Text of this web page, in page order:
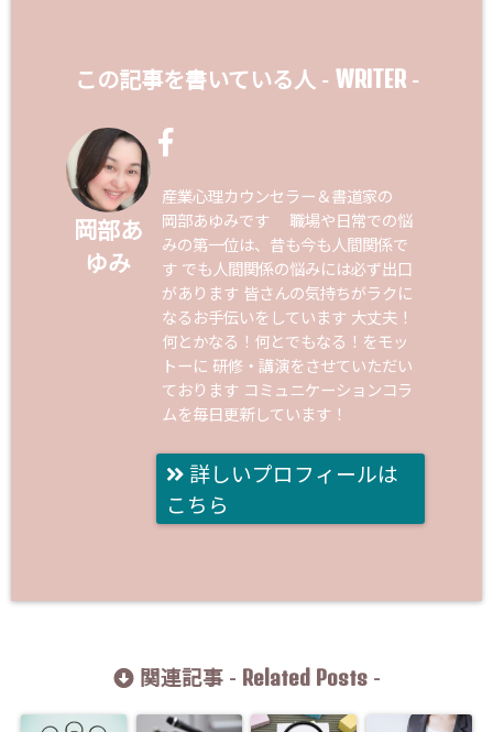
この記事を書いている人 - WRITER-
岡部あ
ゆみ
産業心理カウンセラー＆書道家の
岡部あゆみです 職場や日常での悩
みの第一位は、昔も今も人間関係で
す でも人間関係の悩みには必ず出口
があります 皆さんの気持ちがラクに
なるお手伝いをしています 大丈夫！
何とかなる！何とでもなる！をモッ
トーに 研修・講演をさせていただい
ております コミュニケーションコラ
ムを毎日更新しています！
詳しいプロフィールは
こちら
関連記事 - Related Posts-